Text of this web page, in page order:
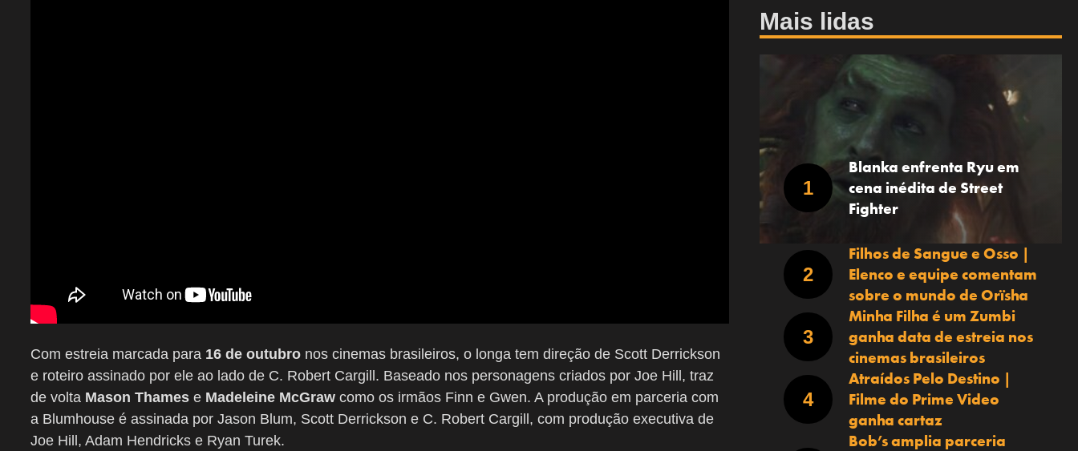
Com estreia marcada para 16 de outubro nos cinemas brasileiros, o longa tem direção de Scott Derrickson
e roteiro assinado por ele ao lado de C. Robert Cargill. Baseado nos personagens criados por Joe Hill, traz
de volta Mason Thames e Madeleine McGraw como os irmãos Finn e Gwen. A produção em parceria com
a Blumhouse é assinada por Jason Blum, Scott Derrickson e C. Robert Cargill, com produção executiva de
Joe Hill, Adam Hendricks e Ryan Turek.
Mais lidas
Blanka enfrenta Ryu em
cena inédita de Street
Fighter
Filhos de Sangue e Osso |
Elenco e equipe comentam
sobre o mundo de Orïsha
Minha Filha é um Zumbi
ganha data de estreia nos
cinemas brasileiros
Atraídos Pelo Destino |
Filme do Prime Video
ganha cartaz
Bob’s amplia parceria